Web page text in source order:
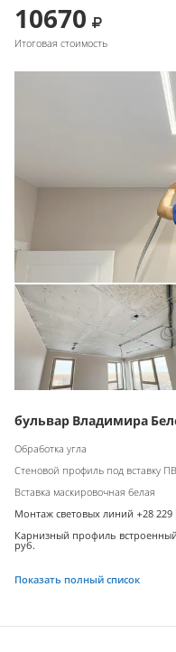
10670
Итоговая стоимость
бульвар Владимира
Обработка угла
Стеновой профиль под вставку
Вставка маскировочная белая
Монтаж световых линий +28 229
Карнизный профиль
руб.
Показать полный список